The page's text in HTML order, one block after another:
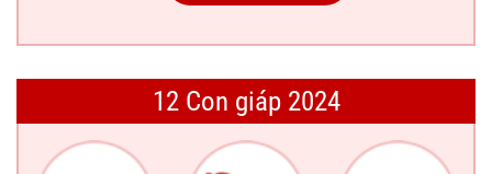
12 Con giáp 2024